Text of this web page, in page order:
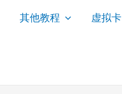
其他教程 虚拟卡